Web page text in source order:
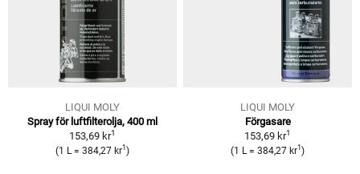
LIQUI MOLY
Spray för luftfilterolja, 400 ml
153,69 kr1
(1 L = 384,27 kr1 )
LIQUI MOLY
Förgasare
153,69 kr1
(1 L = 384,27 kr1 )